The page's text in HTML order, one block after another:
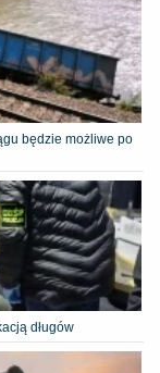
będzie możliwe po
długów